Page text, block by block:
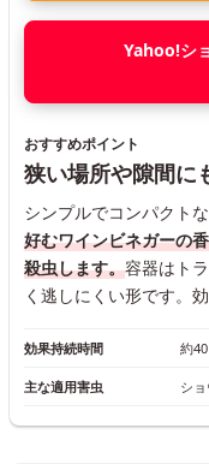
Yahoo!シ
おすすめポイント
狭い場所や隙間に
シンプルでコンパクト
好むワインビネガーの
殺虫します。容器はト
く逃しにくい形です。
効果持続時間 約
主な適用害虫 シ